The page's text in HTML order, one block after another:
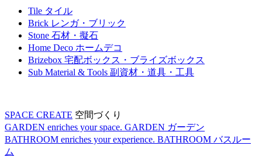
Tile タイル
Brick レンガ・ブリック
Stone 石材・擬石
Home Deco ホームデコ
Brizebox 宅配ボックス・ブライズボックス
Sub Material & Tools 副資材・道具・工具
SPACE CREATE 空間づくり
GARDEN enriches your space. GARDEN ガーデン
BATHROOM enriches your experience. BATHROOM バスルー
ム